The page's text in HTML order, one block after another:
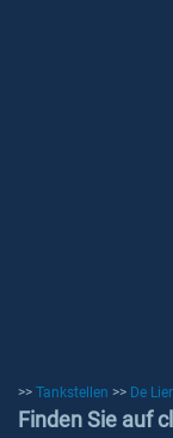
>> Tankstellen >> De Lier
Finden Sie auf